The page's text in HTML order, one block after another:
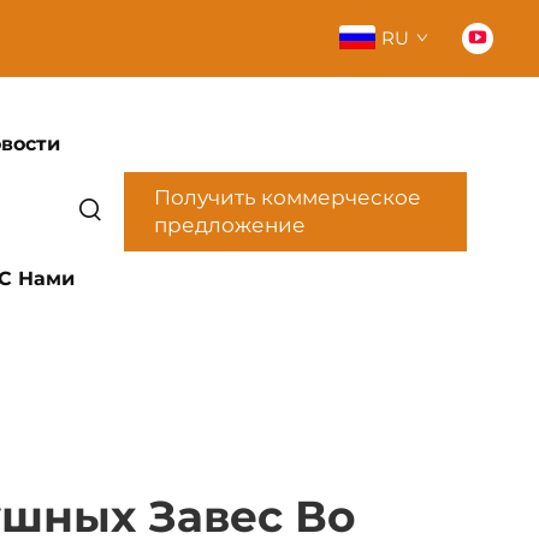
RU
Нами
Получить коммерческое
предложение
Завес Во